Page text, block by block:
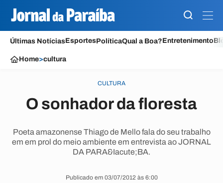
Últimas NotíciasEsportesPolíticaQual a Boa?Entretenimento
Home>cultura
CULTURA
O sonhador da floresta
Poeta amazonense Thiago de Mello fala do seu trabalho
em em prol do meio ambiente em entrevista ao JORNAL
DA PARA&Iacute;BA.
Publicado em 03/07/2012 às 6:00